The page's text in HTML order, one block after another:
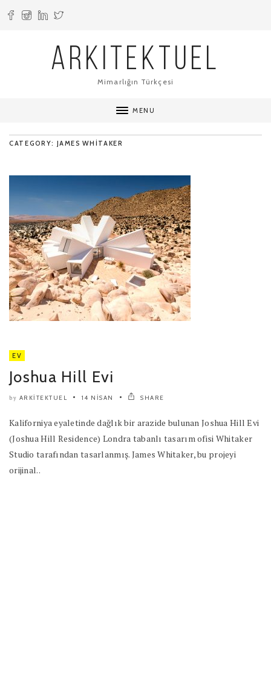
ARKITEKTUEL
Mimarlığın Türkçesi
MENU
CATEGORY: JAMES WHITAKER
EV
Joshua Hill Evi
by ARKITEKTUEL 14 NISAN SHARE
Kaliforniya eyaletinde dağlık bir arazide bulunan Joshua Hill Evi
(Joshua Hill Residence) Londra tabanlı tasarım ofisi Whitaker
Studio tarafından tasarlanmış. James Whitaker, bu projeyi
orijinal..